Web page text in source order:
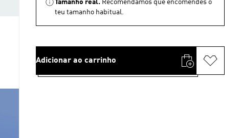
Tamanho real. Recomendamos que encomendes o
teu tamanho habitual.
Adicionar ao carrinho